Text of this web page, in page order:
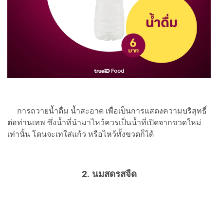
การถวายน้ำดื่ม น้ำสะอาด เพื่อเป็นการแสดงความบริสุทธิ์
ต่อท่านเทพ ซึ่งน้ำที่นำมาไหว้ควรเป็นน้ำที่เปิดจากขวดใหม่
เท่านั้น โดนจะเทใส่แก้ว หรือไหว้ทั้งขวดก็ได้
2. นมสดรสจืด